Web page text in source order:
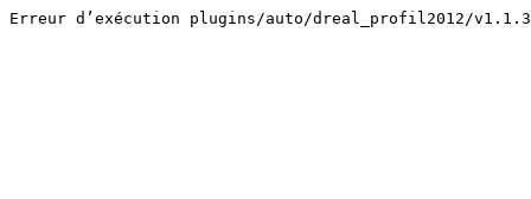
Erreur d’exécution plugins/auto/dreal_profil2012/